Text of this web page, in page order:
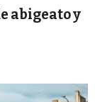
abigeato y